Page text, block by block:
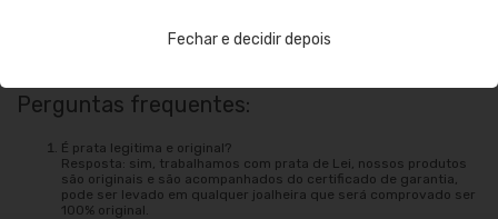
mesmo suor o qual oxida a peça e utilizar a jóia durante o banho.
Perguntas frequentes:
É prata legitima e original?
Resposta: sim, trabalhamos com prata de Lei, nossos produtos
são originais e são acompanhados do certificado de garantia,
pode ser levado em qualquer joalheira que será comprovado ser
100% original.
Fechar e decidir depois